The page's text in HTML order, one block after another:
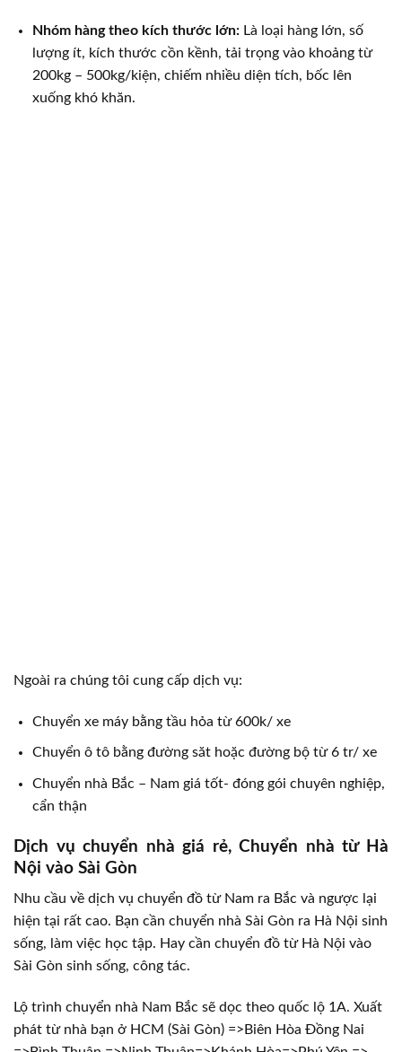
Nhóm hàng theo kích thước lớn: Là loại hàng lớn, số
lượng ít, kích thước cồn kềnh, tải trọng vào khoảng từ
200kg – 500kg/kiện, chiếm nhiều diện tích, bốc lên
xuống khó khăn.
Ngoài ra chúng tôi cung cấp dịch vụ:
Chuyển xe máy bằng tầu hỏa từ 600k/ xe
Chuyển ô tô bằng đường săt hoặc đường bộ từ 6 tr/ xe
Chuyển nhà Bắc – Nam giá tốt- đóng gói chuyên nghiệp,
cẩn thận
Dịch vụ chuyển nhà giá rẻ, Chuyển nhà từ Hà
Nội vào Sài Gòn
Nhu cầu về dịch vụ chuyển đồ từ Nam ra Bắc và ngược lại
hiện tại rất cao. Bạn cần chuyển nhà Sài Gòn ra Hà Nội sinh
sống, làm việc học tập. Hay cần chuyển đồ từ Hà Nội vào
Sài Gòn sinh sống, công tác.
Lộ trình chuyển nhà Nam Bắc sẽ dọc theo quốc lộ 1A. Xuất
phát từ nhà bạn ở HCM (Sài Gòn) =>Biên Hòa Đồng Nai